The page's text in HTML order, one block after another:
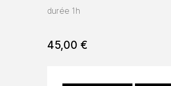
durée 1h
45,00 €